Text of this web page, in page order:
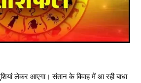
लेकर आएगा। संतान के विवाह में आ रही बाधा